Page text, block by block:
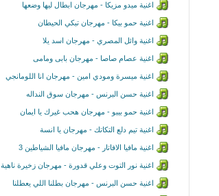
اغنية ميدو مزيكا - مهرجان ابطال ليها وضعها
اغنية حمو بيكا - مهرجان تبكي الحيطان
اغنية وائل المصري - مهرجان اسد يلا
اغنية عصام صاصا - مهرجان بابى ومامى
اغنية ميسرة ومودي امين - مهرجان انا اللومانجي
اغنية حسن البرنس - مهرجان سوق النداله
اغنية حمو بيبو - مهرجان هحب غيرك يا ايمان
اغنية تيم دلع التكاتك - مهرجان يا انسة
اغنية مافيا الافاتار - مهرجان مافيا الشياطين 3
اغنية نور التوت وعلي قدورة - مهرجان زخيرة ناهية
اغنية حسن البرنس - مهرجان بطلنا اللي يعطلنا